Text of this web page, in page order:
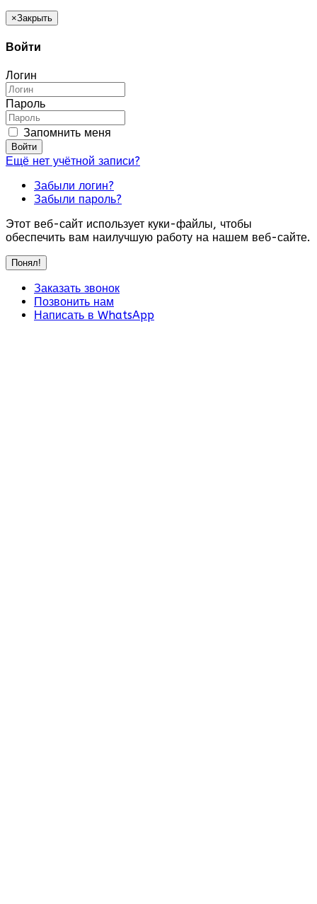
×Закрыть
Войти
Логин
Пароль
Запомнить меня
Войти
Ещё нет учётной записи?
Забыли логин?
Забыли пароль?
Этот веб-сайт использует куки-файлы, чтобы
обеспечить вам наилучшую работу на нашем веб-сайте.
Понял!
Заказать звонок
Позвонить нам
Написать в WhatsApp